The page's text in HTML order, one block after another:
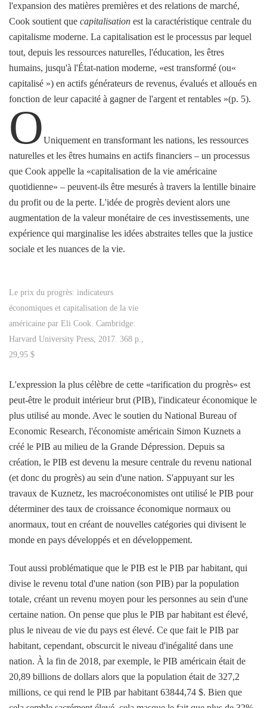
l'expansion des matières premières et des relations de marché,
Cook soutient que capitalisation est la caractéristique centrale du
capitalisme moderne. La capitalisation est le processus par lequel
tout, depuis les ressources naturelles, l'éducation, les êtres
humains, jusqu'à l'État-nation moderne, «est transformé (ou«
capitalisé ») en actifs générateurs de revenus, évalués et alloués en
fonction de leur capacité à gagner de l'argent et rentables »(p. 5).
OUniquement en transformant les nations, les ressources
naturelles et les êtres humains en actifs financiers – un processus
que Cook appelle la «capitalisation de la vie américaine
quotidienne» – peuvent-ils être mesurés à travers la lentille binaire
du profit ou de la perte. L'idée de progrès devient alors une
augmentation de la valeur monétaire de ces investissements, une
expérience qui marginalise les idées abstraites telles que la justice
sociale et les nuances de la vie.
Le prix du progrès: indicateurs
économiques et capitalisation de la vie
américaine par Eli Cook. Cambridge:
Harvard University Press, 2017. 368 p.,
29,95 $
L'expression la plus célèbre de cette «tarification du progrès» est
peut-être le produit intérieur brut (PIB), l'indicateur économique le
plus utilisé au monde. Avec le soutien du National Bureau of
Economic Research, l'économiste américain Simon Kuznets a
créé le PIB au milieu de la Grande Dépression. Depuis sa
création, le PIB est devenu la mesure centrale du revenu national
(et donc du progrès) au sein d'une nation. S'appuyant sur les
travaux de Kuznetz, les macroéconomistes ont utilisé le PIB pour
déterminer des taux de croissance économique normaux ou
anormaux, tout en créant de nouvelles catégories qui divisent le
monde en pays développés et en développement.
Tout aussi problématique que le PIB est le PIB par habitant, qui
divise le revenu total d'une nation (son PIB) par la population
totale, créant un revenu moyen pour les personnes au sein d'une
certaine nation. On pense que plus le PIB par habitant est élevé,
plus le niveau de vie du pays est élevé. Ce que fait le PIB par
habitant, cependant, obscurcit le niveau d'inégalité dans une
nation. À la fin de 2018, par exemple, le PIB américain était de
20,89 billions de dollars alors que la population était de 327,2
millions, ce qui rend le PIB par habitant 63844,74 $. Bien que